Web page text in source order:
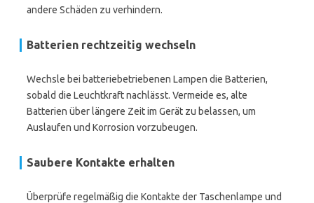
andere Schäden zu verhindern.
Batterien rechtzeitig wechseln
Wechsle bei batteriebetriebenen Lampen die Batterien,
sobald die Leuchtkraft nachlässt. Vermeide es, alte
Batterien über längere Zeit im Gerät zu belassen, um
Auslaufen und Korrosion vorzubeugen.
Saubere Kontakte erhalten
Überprüfe regelmäßig die Kontakte der Taschenlampe und